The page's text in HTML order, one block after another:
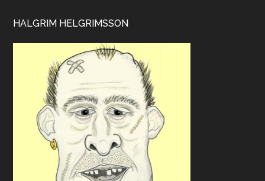
HALGRIM HELGRIMSSON